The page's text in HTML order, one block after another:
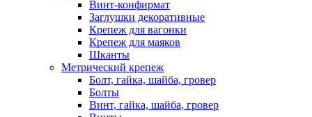
Винт-конфирмат
Заглушки декоративные
Крепеж для вагонки
Крепеж для маяков
Шканты
Метрический крепеж
Болт, гайка, шайба, гровер
Болты
Винт, гайка, шайба, гровер